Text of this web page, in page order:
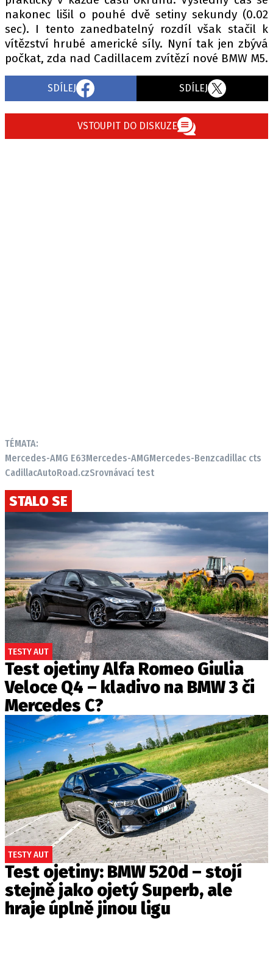
nakonec lišil o pouhé dvě setiny sekundy (0.02
sec). I tento zanedbatelný rozdíl však stačil k
vítězství hrubé americké síly. Nyní tak jen zbývá
počkat, zda nad Cadillacem zvítězí nové BMW M5.
SDÍLEJ SDÍLEJ
VSTOUPIT DO DISKUZE
TÉMATA:
Mercedes-AMG E63Mercedes-AMGMercedes-Benzcadillac cts
CadillacAutoRoad.czSrovnávací test
STALO SE
TESTY AUT
Test ojetiny Alfa Romeo Giulia
Veloce Q4 – kladivo na BMW 3 či
Mercedes C?
TESTY AUT
Test ojetiny: BMW 520d – stojí
stejně jako ojetý Superb, ale
hraje úplně jinou ligu